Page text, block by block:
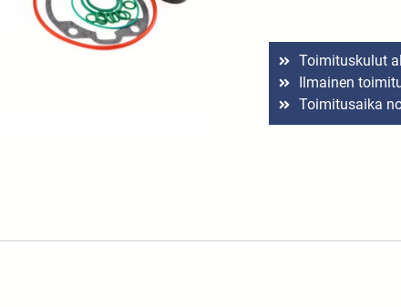
Toimituskulut
Ilmainen
Toimitusaika